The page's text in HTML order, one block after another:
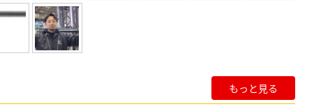
もっと見る